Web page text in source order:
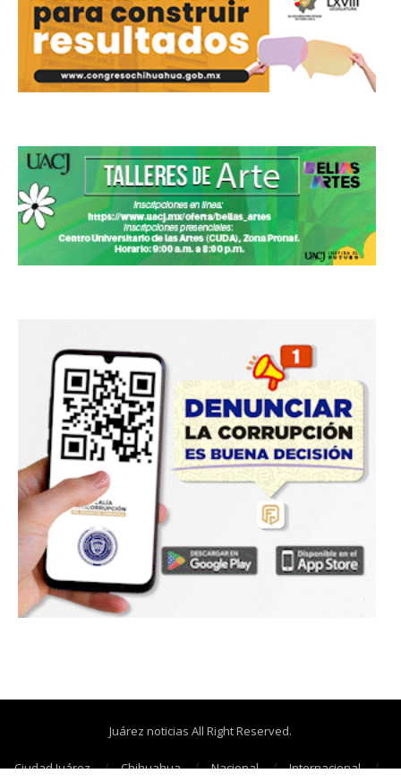
Juárez noticias All Right Reserved.
Ciudad Juárez Chihuahua Nacional
Internacional